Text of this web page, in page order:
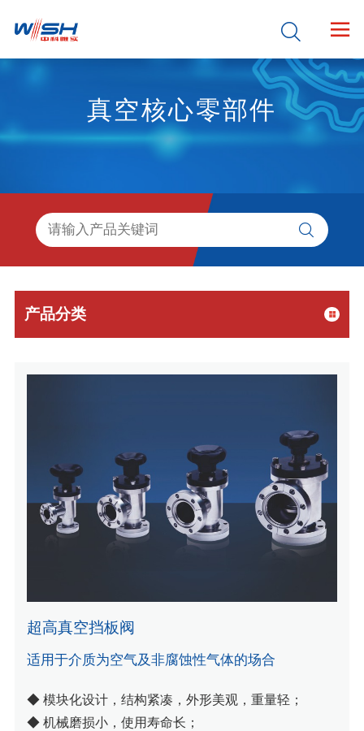
 
真空核心零部件

产品分类
超高真空挡板阀
适用于介质为空气及非腐蚀性气体的场合
◆ 模块化设计，结构紧凑，外形美观，重量轻；
◆ 机械磨损小，使用寿命长；